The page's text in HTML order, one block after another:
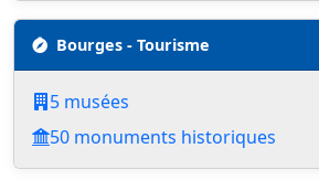
Bourges - Tourisme
5 musées
50 monuments historiques